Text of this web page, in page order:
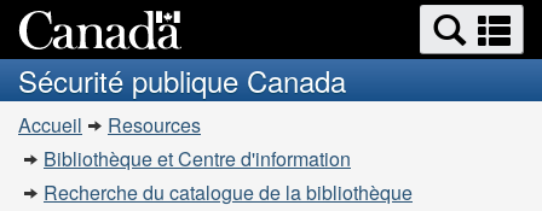
au
contenu
à
la
simplifiée
Recherche
et
menus
et
Sécurité publique Canada
Vous
êtes
ici
Accueil
Resources
Bibliothèque et Centre d'information
Recherche du catalogue de la bibliothèque